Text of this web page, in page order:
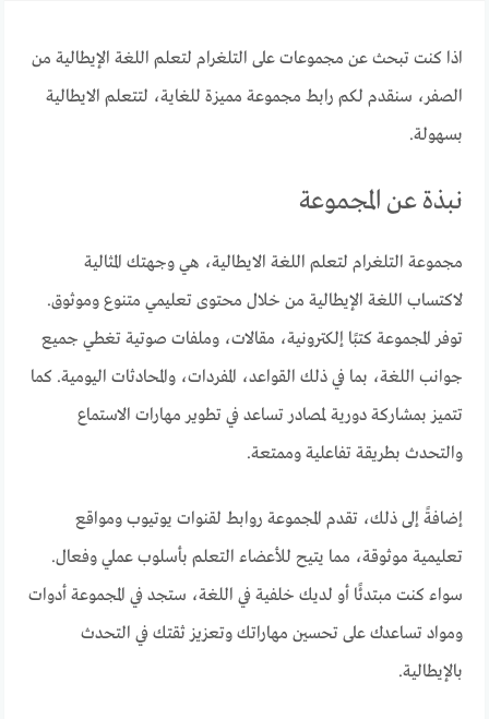
اذا كنت تبحث عن مجموعات على التلغرام لتعلم اللغة الإيطالية من
الصفر، سنقدم لكم رابط مجموعة مميزة للغاية، لتتعلم الايطالية
بسهولة.
نبذة عن المجموعة
مجموعة التلغرام لتعلم اللغة الايطالية، هي وجهتك المثالية
لاكتساب اللغة الإيطالية من خلال محتوى تعليمي متنوع وموثوق.
توفر المجموعة كتبًا إلكترونية، مقالات، وملفات صوتية تغطي جميع
جوانب اللغة، بما في ذلك القواعد، المفردات، والمحادثات اليومية. كما
تتميز بمشاركة دورية لمصادر تساعد في تطوير مهارات الاستماع
والتحدث بطريقة تفاعلية وممتعة.
إضافةً إلى ذلك، تقدم المجموعة روابط لقنوات يوتيوب ومواقع
تعليمية موثوقة، مما يتيح للأعضاء التعلم بأسلوب عملي وفعال.
سواء كنت مبتدئًا أو لديك خلفية في اللغة، ستجد في المجموعة أدوات
ومواد تساعدك على تحسين مهاراتك وتعزيز ثقتك في التحدث
بالإيطالية.